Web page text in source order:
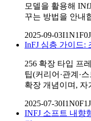
모델을 활용해
꾸는 방법을 안내
2025-09-03
InFJ 심층 가이드:
256 확장 타입 프
팁(커리어·관계·
확장 개념이며,
2025-07-30
INFJ 소프트 내향